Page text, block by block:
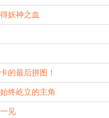
妖神之血
的最后拼图！
终屹立的主角
见